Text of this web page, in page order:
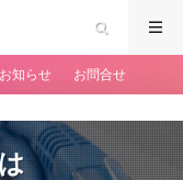
お知らせ お問合せ